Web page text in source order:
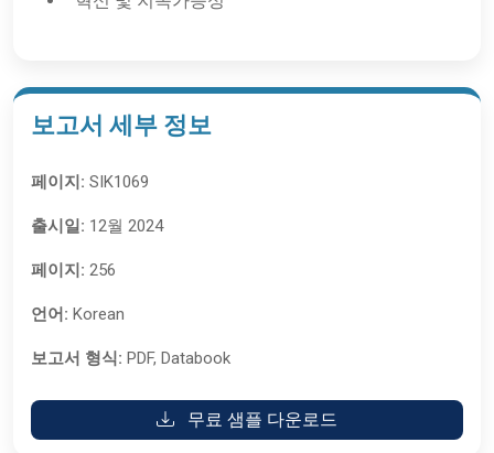
보고서 세부 정보
페이지: SIK1069
출시일: 12월 2024
페이지: 256
언어: Korean
보고서 형식: PDF, Databook
무료 샘플 다운로드